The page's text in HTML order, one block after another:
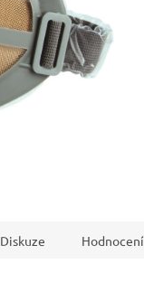
Diskuze Hodnocení